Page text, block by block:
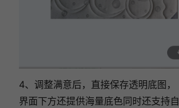
4、调整满意后，直接保存透明底图，
界面下方还提供海量底色同时还支持自